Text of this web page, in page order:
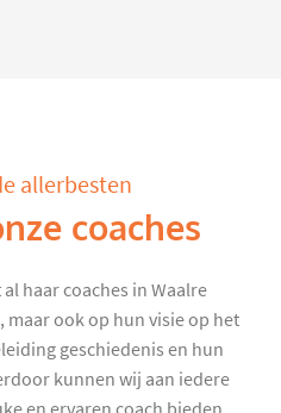
allerbesten
coaches
haar coaches in Waalre
ook op hun visie op het
geschiedenis en hun
kunnen wij aan iedere